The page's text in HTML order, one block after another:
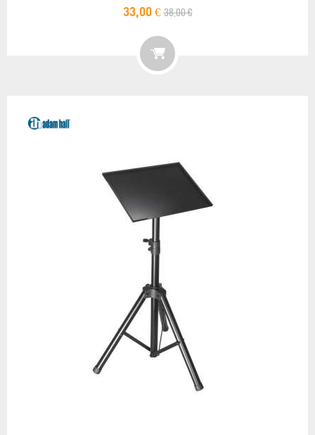
33,00 €38,00 €